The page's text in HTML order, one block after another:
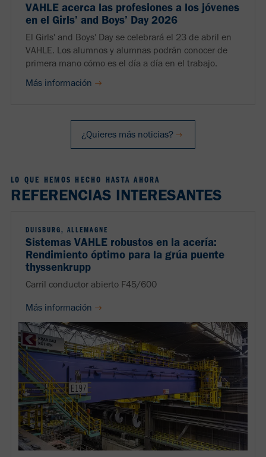
VAHLE acerca las profesiones a los jóvenes
en el Girls’ and Boys’ Day 2026
El Girls' and Boys' Day se celebrará el 23 de abril en
VAHLE. Los alumnos y alumnas podrán conocer de
primera mano cómo es el día a día en el trabajo.
Más información
¿Quieres más noticias?
LO QUE HEMOS HECHO HASTA AHORA
REFERENCIAS INTERESANTES
DUISBURG, ALLEMAGNE
Sistemas VAHLE robustos en la acería:
Rendimiento óptimo para la grúa puente
thyssenkrupp
Carril conductor abierto F45/600
Más información